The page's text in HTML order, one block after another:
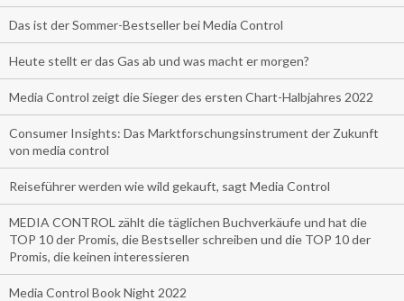
Das ist der Sommer-Bestseller bei Media Control
Heute stellt er das Gas ab und was macht er morgen?
Media Control zeigt die Sieger des ersten Chart-Halbjahres 2022
Consumer Insights: Das Marktforschungsinstrument der Zukunft
von media control
Reiseführer werden wie wild gekauft, sagt Media Control
MEDIA CONTROL zählt die täglichen Buchverkäufe und hat die
TOP 10 der Promis, die Bestseller schreiben und die TOP 10 der
Promis, die keinen interessieren
Media Control Book Night 2022